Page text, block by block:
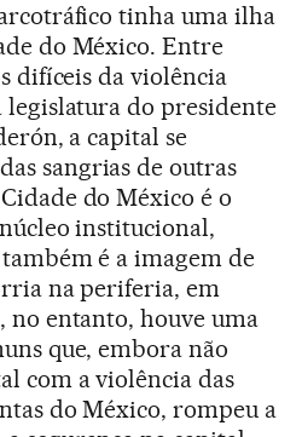
tinha uma ilha
do México. Entre
difíceis da violência
do presidente
a capital se
sangrias de outras
do México é o
institucional,
é a imagem de
na periferia, em
no entanto, houve uma
que, embora não
com a violência das
do México, rompeu a